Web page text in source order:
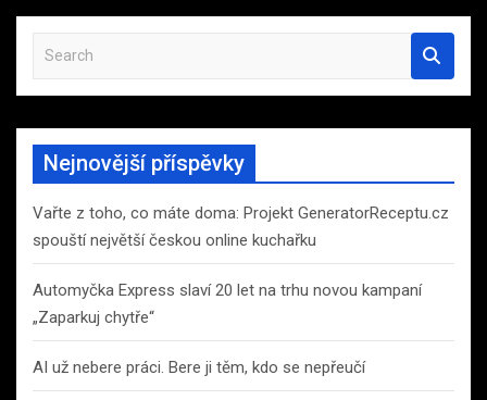
a
r
h
Nejnovější příspěvky
Vařte z toho, co máte doma: Projekt GeneratorReceptu.cz
spouští největší českou online kuchařku
Automyčka Express slaví 20 let na trhu novou kampaní
„Zaparkuj chytře“
AI už nebere práci. Bere ji těm, kdo se nepřeučí